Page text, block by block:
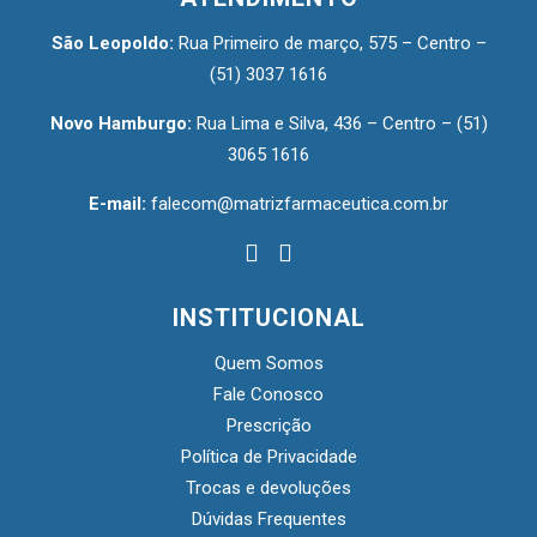
São Leopoldo: Rua Primeiro de março, 575 – Centro –
(51) 3037 1616
Novo Hamburgo: Rua Lima e Silva, 436 – Centro – (51)
3065 1616
E-mail: falecom@matrizfarmaceutica.com.br
INSTITUCIONAL
Quem Somos
Fale Conosco
Prescrição
Política de Privacidade
Trocas e devoluções
Dúvidas Frequentes